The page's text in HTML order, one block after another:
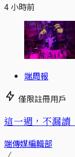
4 小時前
端周報
僅限註冊用戶
這一週，不漏讀
端傳媒編輯部